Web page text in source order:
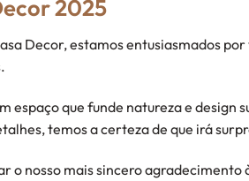
2025
Decor, estamos entusiasmados
espaço que funde natureza e
temos a certeza de que irá
o nosso mais sincero